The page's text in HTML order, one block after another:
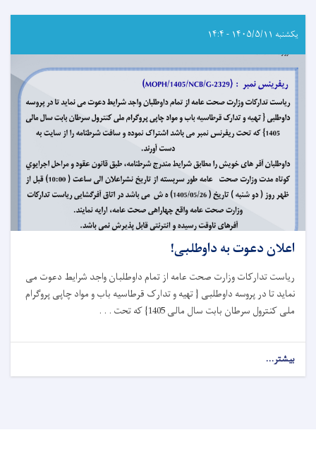
به
داوطلبی!
یکشنبه ۱۴۰۵/۵/۱۱ - ۱۴:۴
اعلان دعوت به داوطلبی!
ریاست تدارکات وزارت صحت عامه از تمام داوطلبان واجد شرایط دعوت می
نماید تا در پروسه داوطلبی { تهیه و تدارک قرطاسیه باب و مواد چاپی پروگرام
ملی کنترول سرطان بابت سال مالی 1405} که تحت . . .
بیشتر...
اعلان